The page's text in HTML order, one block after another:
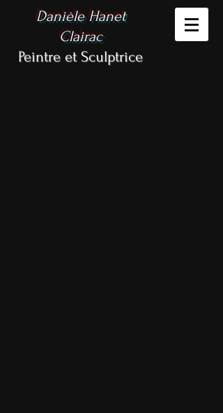
Danièle Hanet
Clairac
Peintre et Sculptrice